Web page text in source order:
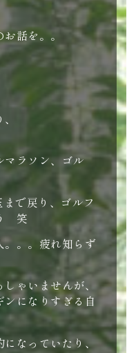
話を。。
マラソン、ゴル
で戻り、ゴルフ
笑
。。。疲れ知らず
ゃいませんが、
になりすぎる自
なっていたり、